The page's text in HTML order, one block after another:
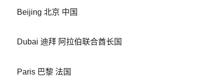
Beijing 北京 中国
Dubai 迪拜 阿拉伯联合酋长国
Paris 巴黎 法国